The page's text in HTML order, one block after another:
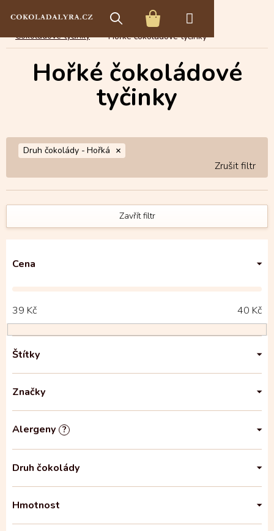
NÁKUPNÍ
KOŠÍK
E-shop s čokoládou Čokoládové speciality
Čokoládové tyčinky Hořké čokoládové tyčinky
Hořké čokoládové
tyčinky
Druh čokolády - Hořká
Zavřít filtr
Cena
39 Kč 40 Kč
Štítky
Značky
Alergeny ?
Druh čokolády
Hmotnost